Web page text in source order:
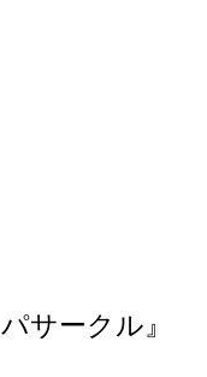
サークル』